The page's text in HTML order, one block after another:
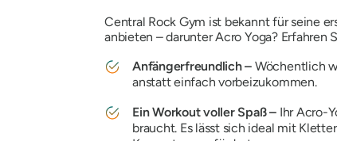
Central Rock Gym ist bekannt für seine
anbieten – darunter Acro Yoga? Erfahren
Anfängerfreundlich – Wöchentlich
anstatt einfach vorbeizukommen.
Ein Workout voller Spaß – Ihr Acro-
braucht. Es lässt sich ideal mit